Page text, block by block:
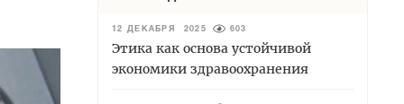
12 ДЕКАБРЯ 2025 603
Этика как основа устойчивой
экономики здравоохранения